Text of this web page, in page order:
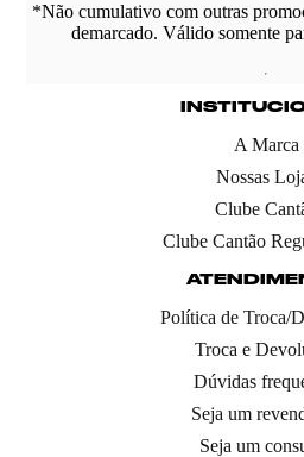
*Não cumulativo com outras
demarcado. Válido somente
A Marca
Nossas
Clube
Clube Cantão
Política de Troca/
Troca e
Dúvidas
Seja um
Seja um